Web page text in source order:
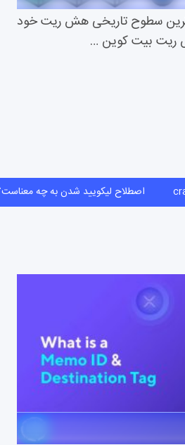
سطوح تاریخی هش ریت خود
ریت بیت کوین …
اصطلاح لیکویید شدن به چه